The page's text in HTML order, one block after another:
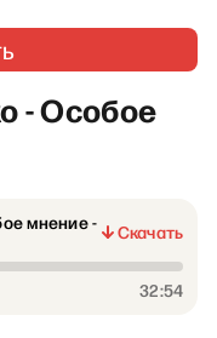
- Особое
мнение -
Скачать
32:54